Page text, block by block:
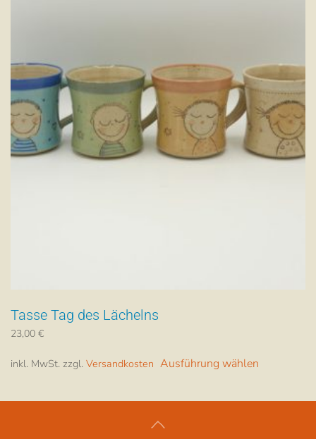
Tasse Tag des Lächelns
23,00 €
inkl. MwSt. zzgl. Versandkosten Ausführung wählen
mehrere